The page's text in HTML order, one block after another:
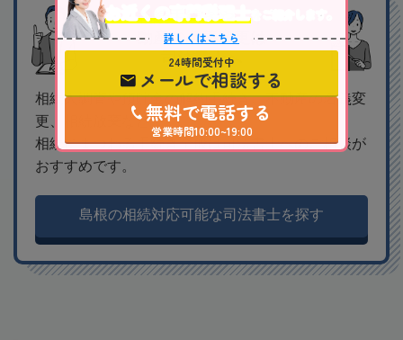
相続手続きや、不
動産の名義変更は
司法書士へ
相続人調査や預貯金の解約手続き、不動産の名義変
更、相続放棄など、
相続にまつわる手続き全般は司法書士へのご相談が
おすすめです。
島根の相続対応可能な司法書士を探す
お近くの専門税理士
をご紹介します。
詳しくはこちら
24時間受付中
メールで相談する
無料で電話する
営業時間10:00~19:00